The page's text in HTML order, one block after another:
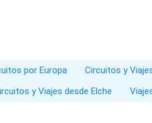
por Europa Circuitos y
y Viajes desde Elche